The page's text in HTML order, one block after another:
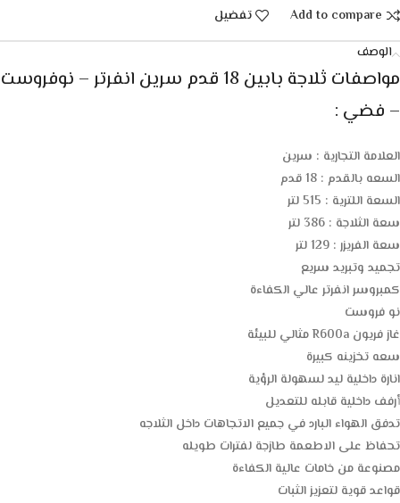
Add to compare
تفضيل
الوصف
مواصفات
ثلاجة بابين 18 قدم سرين انفرتر – نوفروست
– فضي :
العلامة التجارية : سرين
السعه بالقدم : 18 قدم
السعة اللترية : 515 لتر
سعة الثلاجة : 386 لتر
سعة الفريزر : 129 لتر
تجميد وتبريد سريع
كمبروسر انفرتر عالي الكفاءة
نو فروست
غاز فريون R600a مثالي للبيئة
سعه تخزينه كبيرة
انارة داخلية ليد لسهولة الرؤية
أرفف داخلية قابله للتعديل
تدفق الهواء البارد في جميع الاتجاهات داخل الثلاجه
تحفاظ على الاطعمة طازجة لفترات طويله
مصنوعة من خامات عالية الكفاءة
قواعد قوية لتعزيز الثبات